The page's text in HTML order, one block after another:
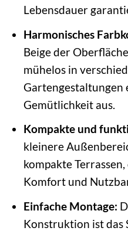
Lebensdauer
Harmonisches
Beige der
mühelos in
Gartengestaltungen
Gemütlichkeit aus.
Kompakte und
kleinere
kompakte
Komfort und
Einfache Montage:
Konstruktion ist das